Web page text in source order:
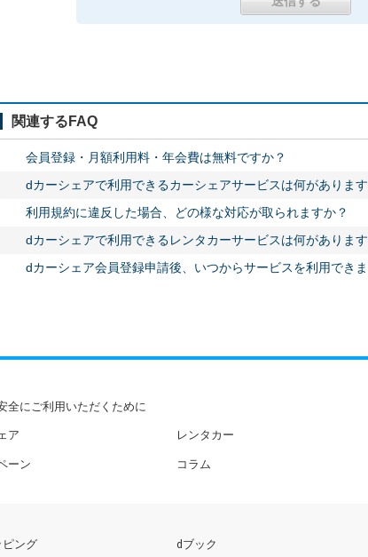
関連するFAQ
会員登録・月額利用料・年会費は無料ですか？
dカーシェアで利用できるカーシェアサービスは何がありま
利用規約に違反した場合、どの様な対応が取られますか？
dカーシェアで利用できるレンタカーサービスは何がありま
dカーシェア会員登録申請後、いつからサービスを利用でき
全にご利用いただくために
ア レンタカー
ーン
コラム
ング
dブック